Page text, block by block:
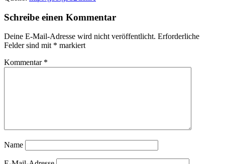
Schreibe einen Kommentar
Deine E-Mail-Adresse wird nicht veröffentlicht. Erforderliche
Felder sind mit * markiert
Kommentar *
Name